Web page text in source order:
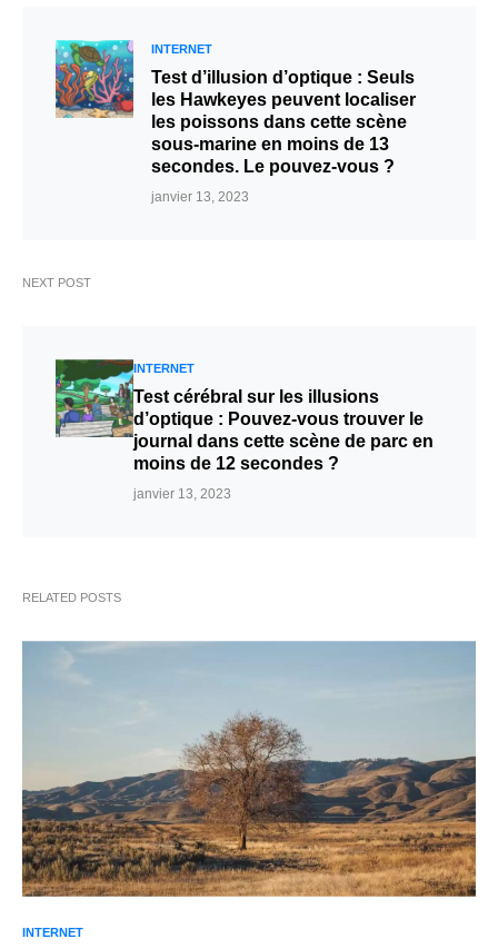
INTERNET
Test d’illusion d’optique : Seuls
les Hawkeyes peuvent localiser
les poissons dans cette scène
sous-marine en moins de 13
secondes. Le pouvez-vous ?
janvier 13, 2023
NEXT POST
INTERNET
Test cérébral sur les illusions
d’optique : Pouvez-vous trouver le
journal dans cette scène de parc en
moins de 12 secondes ?
janvier 13, 2023
RELATED POSTS
INTERNET